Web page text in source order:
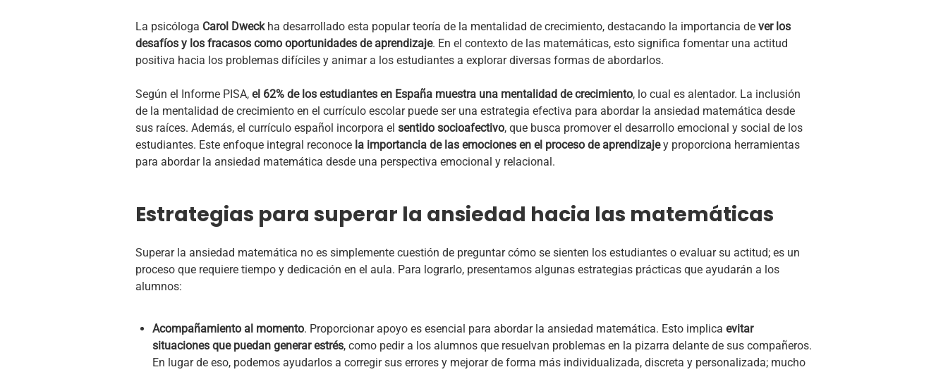
La psicóloga Carol Dweckha desarrollado esta popular teoría de la mentalidad de crecimiento, destacando la importancia de ver los
desafíos y los fracasos como oportunidades de aprendizaje. En el contexto de las matemáticas, esto significa fomentar una actitud
positiva hacia los problemas difíciles y animar a los estudiantes a explorar diversas formas de abordarlos.
Según el Informe PISA, el 62% de los estudiantes en España muestra una mentalidad de crecimiento, lo cual es alentador. La inclusión
de la mentalidad de crecimiento en el currículo escolar puede ser una estrategia efectiva para abordar la ansiedad matemática desde
sus raíces. Además, el currículo español incorpora el sentido socioafectivo, que busca promover el desarrollo emocional y social de los
estudiantes. Este enfoque integral reconoce la importancia de las emociones en el proceso de aprendizajey proporciona herramientas
para abordar la ansiedad matemática desde una perspectiva emocional y relacional.
Estrategias para superar la ansiedad hacia las matemáticas
Superar la ansiedad matemática no es simplemente cuestión de preguntar cómo se sienten los estudiantes o evaluar su actitud; es un
proceso que requiere tiempo y dedicación en el aula. Para lograrlo, presentamos algunas estrategias prácticas que ayudarán a los
alumnos:
Acompañamiento al momento. Proporcionar apoyo es esencial para abordar la ansiedad matemática. Esto implica evitar
situaciones que puedan generar estrés, como pedir a los alumnos que resuelvan problemas en la pizarra delante de sus compañeros.
En lugar de eso, podemos ayudarlos a corregir sus errores y mejorar de forma más individualizada, discreta y personalizada; mucho